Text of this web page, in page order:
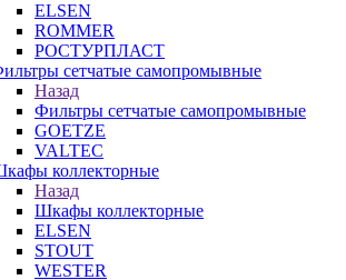
ELSEN
ROMMER
РОСТУРПЛАСТ
сетчатые самопромывные
Назад
Фильтры сетчатые самопромывные
GOETZE
VALTEC
коллекторные
Назад
Шкафы коллекторные
ELSEN
STOUT
WESTER